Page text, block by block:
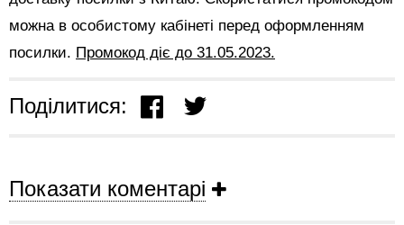
можна в особистому кабінеті перед оформленням
посилки. Промокод діє до 31.05.2023.
Поділитися:
Показати коментарі